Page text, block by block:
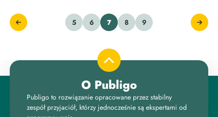
5 6 7 8 9
O Publigo
Publigo to rozwiązanie opracowane przez stabilny
zespół przyjaciół, którzy jednocześnie są ekspertami od